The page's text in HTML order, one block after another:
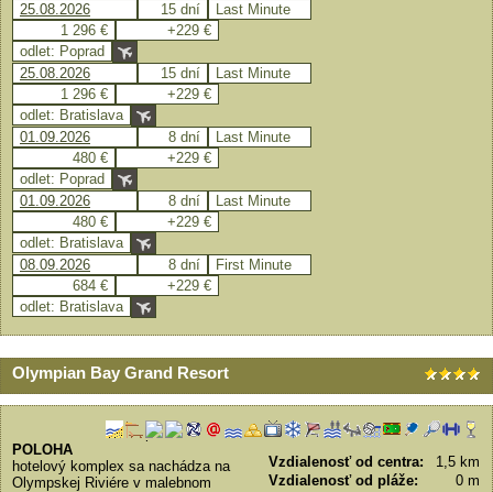
25.08.2026
15 dní
Last Minute
1 296 €
+229 €
odlet: Poprad
25.08.2026
15 dní
Last Minute
1 296 €
+229 €
odlet: Bratislava
01.09.2026
8 dní
Last Minute
480 €
+229 €
odlet: Poprad
01.09.2026
8 dní
Last Minute
480 €
+229 €
odlet: Bratislava
08.09.2026
8 dní
First Minute
684 €
+229 €
odlet: Bratislava
Olympian Bay Grand Resort
Vzdialenosť od centra:
1,5 km
Vzdialenosť od pláže:
0 m
POLOHA
hotelový komplex sa nachádza na
Olympskej Riviére v malebnom